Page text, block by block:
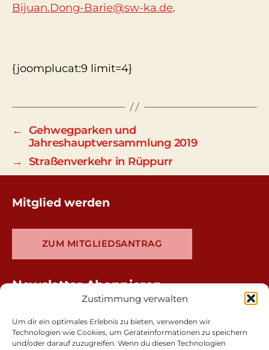
Zustimmung verwalten
Um dir ein optimales Erlebnis zu bieten, verwenden wir
Technologien wie Cookies, um Geräteinformationen zu speichern
und/oder darauf zuzugreifen. Wenn du diesen Technologien
Bijuan.Dong-Barie@sw-ka.de.
{joomplucat:9 limit=4}
← Gehwegparken und
Jahreshauptversammlung 2019
→ Straßenverkehr in Rüppurr
Mitglied werden
ZUM MITGLIEDSANTRAG
Newsletter Abonnieren